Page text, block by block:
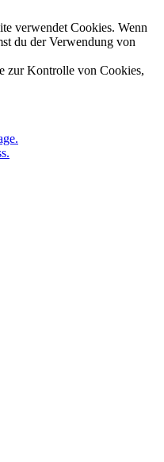
verwendet Cookies. Wenn
du der Verwendung von
zur Kontrolle von Cookies,